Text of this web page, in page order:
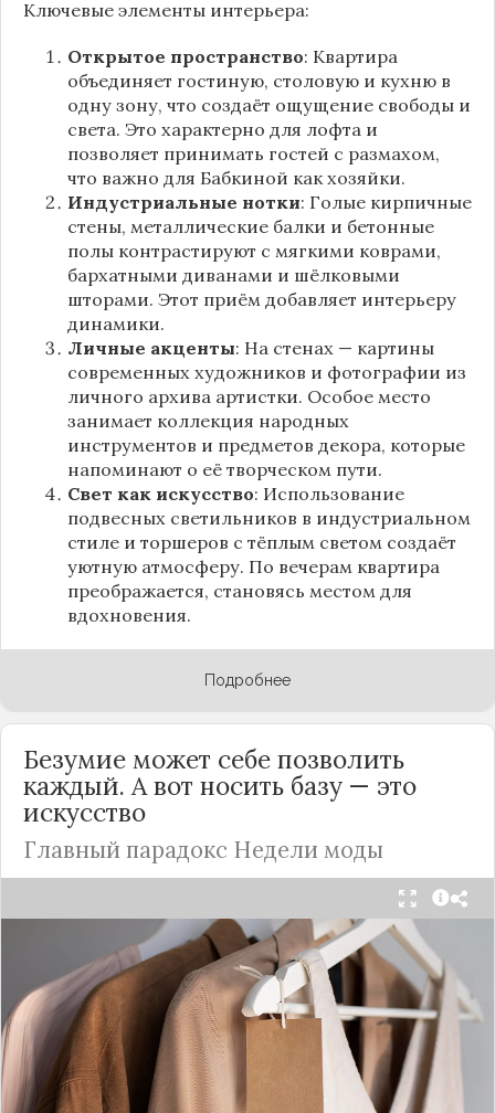
Ключевые элементы интерьера:
Открытое пространство: Квартира
объединяет гостиную, столовую и кухню в
одну зону, что создаёт ощущение свободы и
света. Это характерно для лофта и
позволяет принимать гостей с размахом,
что важно для Бабкиной как хозяйки.
Индустриальные нотки: Голые кирпичные
стены, металлические балки и бетонные
полы контрастируют с мягкими коврами,
бархатными диванами и шёлковыми
шторами. Этот приём добавляет интерьеру
динамики.
Личные акценты: На стенах — картины
современных художников и фотографии из
личного архива артистки. Особое место
занимает коллекция народных
инструментов и предметов декора, которые
напоминают о её творческом пути.
Свет как искусство: Использование
подвесных светильников в индустриальном
стиле и торшеров с тёплым светом создаёт
уютную атмосферу. По вечерам квартира
преображается, становясь местом для
вдохновения.
Подробнее
Безумие может себе позволить
каждый. А вот носить базу — это
искусство
Главный парадокс Недели моды
Принято считать, что Неделя моды в Париже —
это исключительно про безумные тренды, на
которые обычный человек посмотрит с
недоумением. Но самый интересный тренд этого
сезона был обращен к реальной жизни. Показы
доказали: истинная роскошь и мастерство стиля
заключаются не в эпатаже, а в виртуозном
владении базовыми вещами.